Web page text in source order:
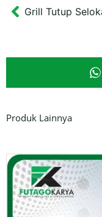
Prev
Produk Lainnya